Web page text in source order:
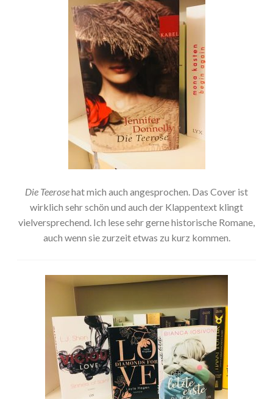
Die Teerosehat mich auch angesprochen. Das Cover ist
wirklich sehr schön und auch der Klappentext klingt
vielversprechend. Ich lese sehr gerne historische Romane,
auch wenn sie zurzeit etwas zu kurz kommen.